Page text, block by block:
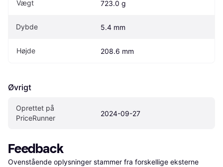
Vægt 723.0 g
Dybde 5.4 mm
Højde 208.6 mm
Øvrigt
Oprettet på
PriceRunner
2024-09-27
Feedback
Ovenstående oplysninger stammer fra forskellige eksterne